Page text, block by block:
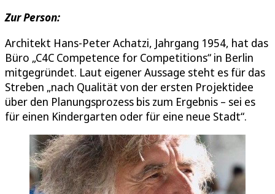
Zur Person:
Architekt Hans-Peter Achatzi, Jahrgang 1954, hat das
Büro „C4C Competence for Competitions“ in Berlin
mitgegründet. Laut eigener Aussage steht es für das
Streben „nach Qualität von der ersten Projektidee
über den Planungsprozess bis zum Ergebnis – sei es
für einen Kindergarten oder für eine neue Stadt“.